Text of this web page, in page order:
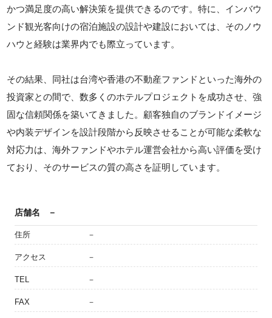
かつ満足度の高い解決策を提供できるのです。特に、インバウ
ンド観光客向けの宿泊施設の設計や建設においては、そのノウ
ハウと経験は業界内でも際立っています。
その結果、同社は台湾や香港の不動産ファンドといった海外の
投資家との間で、数多くのホテルプロジェクトを成功させ、強
固な信頼関係を築いてきました。顧客独自のブランドイメージ
や内装デザインを設計段階から反映させることが可能な柔軟な
対応力は、海外ファンドやホテル運営会社から高い評価を受け
ており、そのサービスの質の高さを証明しています。
店舗名 －
住所 －
アクセス －
TEL －
FAX －